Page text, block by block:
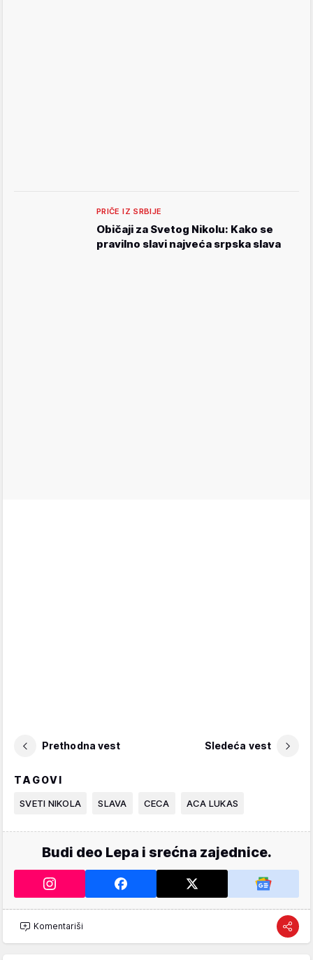
PRIČE IZ SRBIJE
Običaji za Svetog Nikolu: Kako se
pravilno slavi najveća srpska slava
Prethodna vest Sledeća vest
TAGOVI
SVETI NIKOLA SLAVA CECA ACA LUKAS
Budi deo Lepa i srećna zajednice.
Komentariši